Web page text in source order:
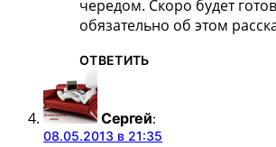
чередом. Скоро будет
обязательно об этом
ОТВЕТИТЬ
Сергей:
08.05.2013 в 21:35